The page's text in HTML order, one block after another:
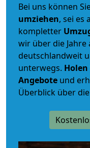
Bei uns können
umziehen, sei es
kompletter
wir über die
deutschlandweit
unterwegs.
Angebote und
Überblick über